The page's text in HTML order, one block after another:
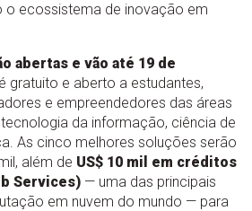
o ecossistema de inovação em
abertas e vão até 19 de
gratuito e aberto a estudantes,
e empreendedores das áreas
tecnologia da informação, ciência de
As cinco melhores soluções serão
além de US$ 10 mil em créditos
Services) — uma das principais
em nuvem do mundo — para